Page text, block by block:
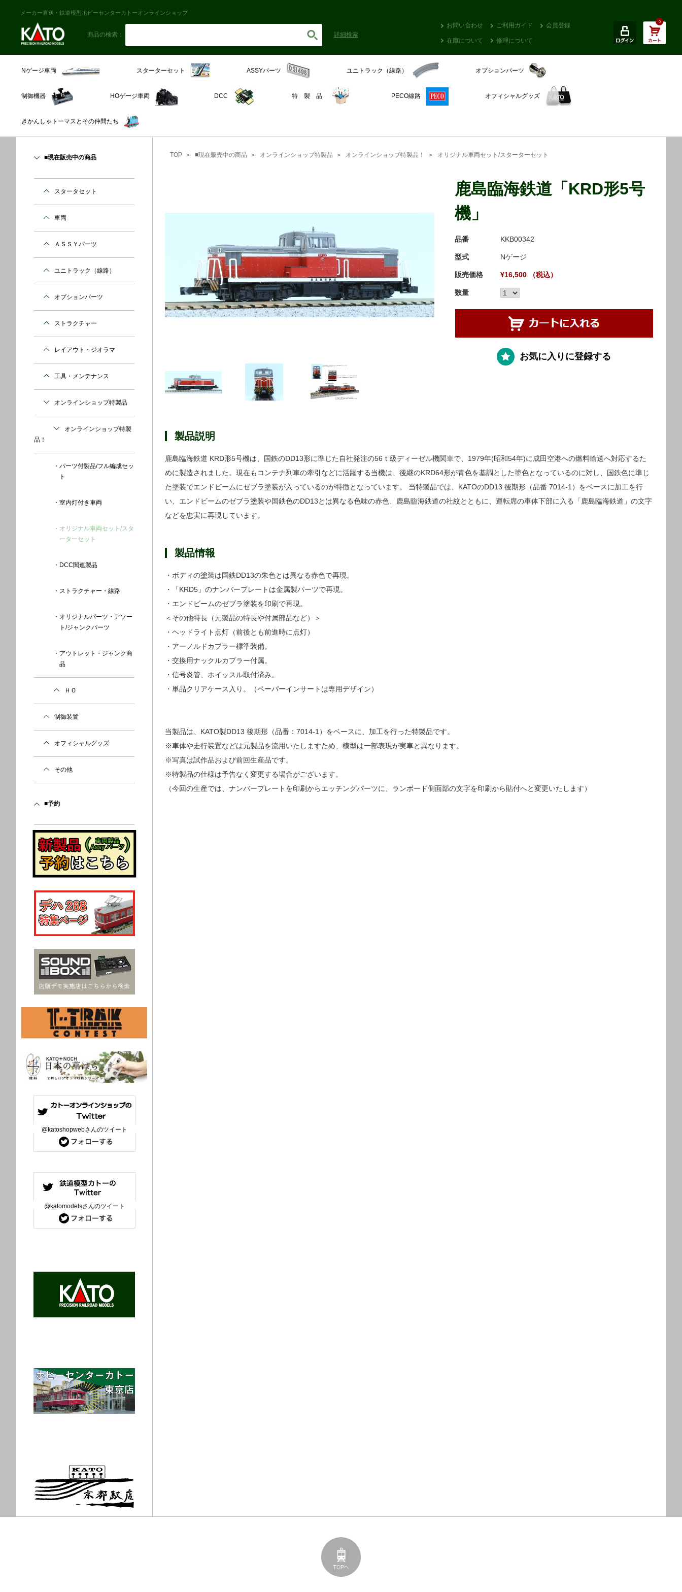
メーカー直送・鉄道模型ホビーセンターカトーオンラインショップ
商品の検索： 詳細検索
お問い合わせ ご利用ガイド 会員登録
在庫について 修理について
0
Nゲージ車両 スターターセット ASSYパーツ ユニトラック（線路） オプションパーツ
制御機器 HOゲージ車両 DCC 特 製 品 PECO線路 オフィシャルグッズ
きかんしゃトーマスとその仲間たち
TOP ■現在販売中の商品 オンラインショップ特製品 オンラインショップ特製品！ オリジナル車両セット/スターターセット
鹿島臨海鉄道「KRD形5号
機」
品番 KKB00342
型式 Nゲージ
販売価格 ¥16,500 （税込）
数量
お気に入りに登録する
製品説明
鹿島臨海鉄道 KRD形5号機は、国鉄のDD13形に準じた自社発注の56ｔ級ディーゼル機関車で、1979年(昭和54年)に成田空港への燃料輸送へ対応するた
めに製造されました。現在もコンテナ列車の牽引などに活躍する当機は、後継のKRD64形が青色を基調とした塗色となっているのに対し、国鉄色に準じ
た塗装でエンドビームにゼブラ塗装が入っているのが特徴となっています。 当特製品では、KATOのDD13 後期形（品番 7014-1）をベースに加工を行
い、エンドビームのゼブラ塗装や国鉄色のDD13とは異なる色味の赤色、鹿島臨海鉄道の社紋とともに、運転席の車体下部に入る「鹿島臨海鉄道」の文字
などを忠実に再現しています。
製品情報
​・ボディの塗装は国鉄DD13の朱色とは異なる赤色で再現。
​​・「KRD5」のナンバープレートは金属製パーツで再現。​​
・エンドビームのゼブラ塗装を印刷で再現。
​​​​​＜その他特長（元製品の特長や付属部品など）＞
・ヘッドライト点灯（前後とも前進時に点灯）
・アーノルドカプラー標準装備。
・交換用ナックルカプラー付属。
​・信号炎管、ホイッスル取付済み。
​・単品クリアケース入り。（ペーパーインサートは専用デザイン）
当製品は、KATO製DD13 後期形（品番：7014-1）をベースに、加工を行った特製品です。
※車体​や走行装置などは元製品を流用いたしますため、模型は一部表現が実車と異なります。​​​
​※写真は試作品および前回生産品です。
※特製品の仕様は予告なく変更する場合がございます。
（今回の生産では、ナンバープレートを印刷からエッチングパーツに、ランボード側面部の文字を印刷から貼付へと変更いたします）
■現在販売中の商品
スタータセット
車両
ＡＳＳＹパーツ
ユニトラック（線路）
オプションパーツ
ストラクチャー
レイアウト・ジオラマ
工具・メンテナンス
オンラインショップ特製品
オンラインショップ特製
品！
パーツ付製品/フル編成セッ
ト
室内灯付き車両
オリジナル車両セット/スタ
ーターセット
DCC関連製品
ストラクチャー・線路
オリジナルパーツ・アソー
ト/ジャンクパーツ
アウトレット・ジャンク商
品
ＨＯ
制御装置
オフィシャルグッズ
その他
■予約
@katoshopwebさんのツイート
@katomodelsさんのツイート